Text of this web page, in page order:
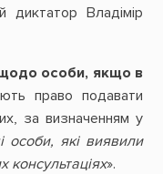
диктатор Владімір
особи, якщо в
право подавати
за визначенням у
особи, які виявили
консультаціях».